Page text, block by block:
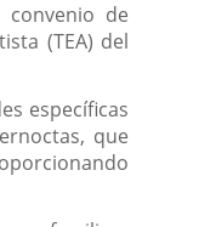
de
(TEA) del
específicas
que